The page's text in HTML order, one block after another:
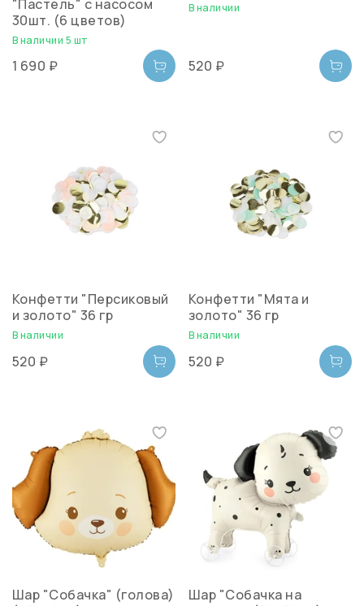
"Пастель" с насосом
30шт. (6 цветов)
В наличии 5 шт
1 690 ₽
В наличии
520 ₽
Конфетти "Персиковый
и золото" 36 гр
В наличии
520 ₽
Конфетти "Мята и
золото" 36 гр
В наличии
520 ₽
Шар "Собачка" (голова)
Шар "Собачка на